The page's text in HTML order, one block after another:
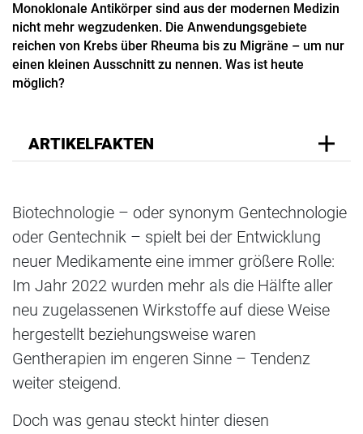
Monoklonale Antikörper sind aus der modernen Medizin
nicht mehr wegzudenken. Die Anwendungsgebiete
reichen von Krebs über Rheuma bis zu Migräne – um nur
einen kleinen Ausschnitt zu nennen. Was ist heute
möglich?
ARTIKELFAKTEN
Biotechnologie – oder synonym Gentechnologie
oder Gentechnik – spielt bei der Entwicklung
neuer Medikamente eine immer größere Rolle:
Im Jahr 2022 wurden mehr als die Hälfte aller
neu zugelassenen Wirkstoffe auf diese Weise
hergestellt beziehungsweise waren
Gentherapien im engeren Sinne – Tendenz
weiter steigend.
Doch was genau steckt hinter diesen